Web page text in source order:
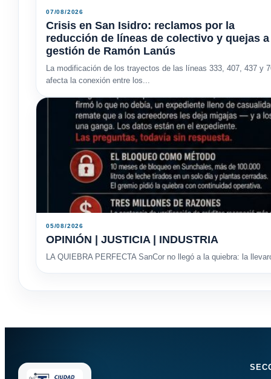
07/08/2026
Crisis en San Isidro: reclamos por la
reducción de líneas de colectivo y quejas
gestión de Ramón Lanús
La modificación de los trayectos de las líneas 333, 407, 437 y
afecta la conexión entre los...
05/08/2026
OPINIÓN | JUSTICIA | INDUSTRIA
LA QUIEBRA PERFECTA SanCor no llegó a la quiebra: la